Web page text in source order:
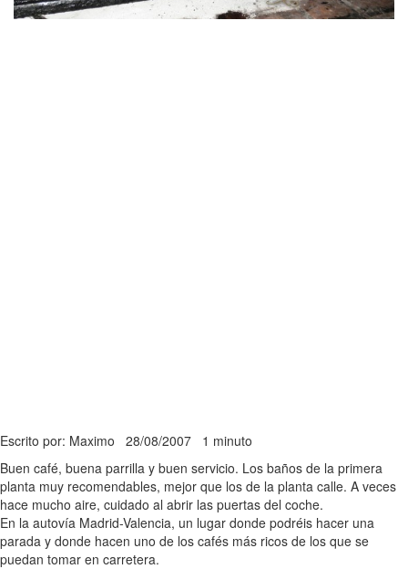
Escrito por: Maximo 28/08/2007 1 minuto
Buen café, buena parrilla y buen servicio. Los baños de la primera
planta muy recomendables, mejor que los de la planta calle. A veces
hace mucho aire, cuidado al abrir las puertas del coche.
En la autovía Madrid-Valencia, un lugar donde podréis hacer una
parada y donde hacen uno de los cafés más ricos de los que se
puedan tomar en carretera.